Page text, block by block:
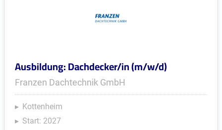
Ausbildung: Dachdecker/in (m/w/d)
Franzen Dachtechnik GmbH
Kottenheim
Start: 2027